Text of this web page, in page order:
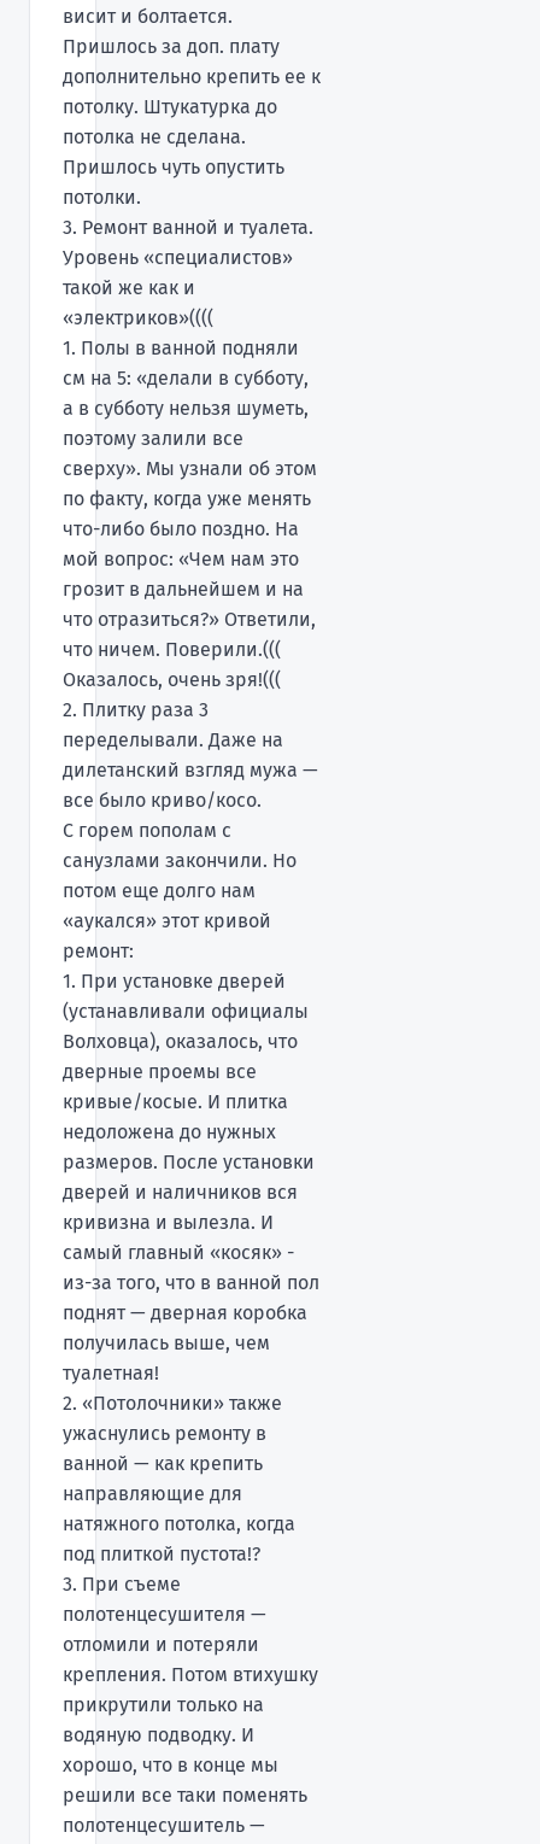
висит и болтается.
Пришлось за доп. плату
дополнительно крепить ее к
потолку. Штукатурка до
потолка не сделана.
Пришлось чуть опустить
потолки.
3. Ремонт ванной и туалета.
Уровень «специалистов»
такой же как и
«электриков»((((
1. Полы в ванной подняли
см на 5: «делали в субботу,
а в субботу нельзя шуметь,
поэтому залили все
сверху». Мы узнали об этом
по факту, когда уже менять
что-либо было поздно. На
мой вопрос: «Чем нам это
грозит в дальнейшем и на
что отразиться?» Ответили,
что ничем. Поверили.(((
Оказалось, очень зря!(((
2. Плитку раза 3
переделывали. Даже на
дилетанский взгляд мужа —
все было криво/косо.
С горем пополам с
санузлами закончили. Но
потом еще долго нам
«аукался» этот кривой
ремонт:
1. При установке дверей
(устанавливали официалы
Волховца), оказалось, что
дверные проемы все
кривые/косые. И плитка
недоложена до нужных
размеров. После установки
дверей и наличников вся
кривизна и вылезла. И
самый главный «косяк» -
из-за того, что в ванной пол
поднят — дверная коробка
получилась выше, чем
туалетная!
2. «Потолочники» также
ужаснулись ремонту в
ванной — как крепить
направляющие для
натяжного потолка, когда
под плиткой пустота!?
3. При съеме
полотенцесушителя —
отломили и потеряли
крепления. Потом втихушку
прикрутили только на
водяную подводку. И
хорошо, что в конце мы
решили все таки поменять
полотенцесушитель —